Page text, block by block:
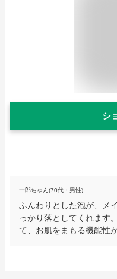
シ
一郎ちゃん(70代・男性)
ふんわりとした泡が、メ
っかり落としてくれます
て、お肌をまもる機能性